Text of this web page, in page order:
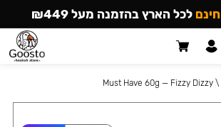
\
Must Have 60g — Fizzy Dizzy
חינם לכל הארץ בהזמנה מעל ₪449